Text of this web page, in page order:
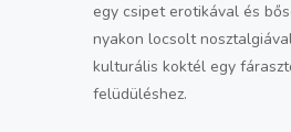
egy csipet erotikával és
nyakon locsolt
kulturális koktél egy
felüdüléshez.